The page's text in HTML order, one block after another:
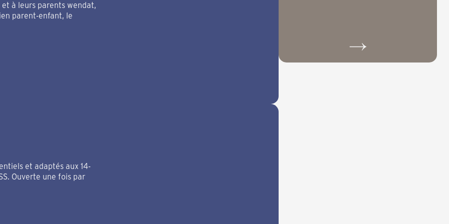
et à leurs parents wendat,
parent-enfant, le
et adaptés aux 14-
Ouverte une fois par